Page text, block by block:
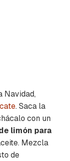
Navidad,
. Saca la
con un
limón para
Mezcla
de